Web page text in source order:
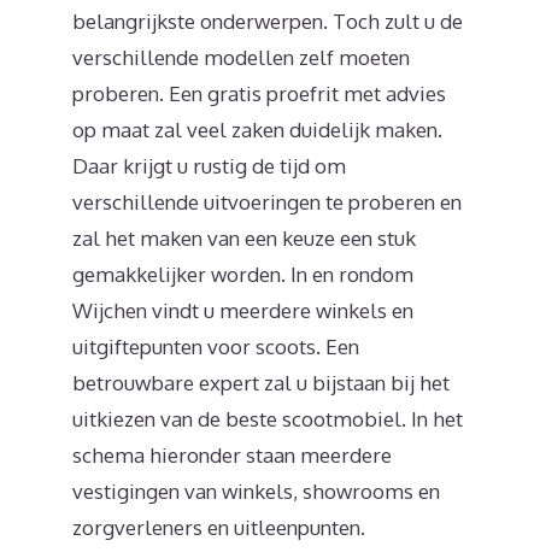
belangrijkste onderwerpen. Toch zult u de
verschillende modellen zelf moeten
proberen. Een gratis proefrit met advies
op maat zal veel zaken duidelijk maken.
Daar krijgt u rustig de tijd om
verschillende uitvoeringen te proberen en
zal het maken van een keuze een stuk
gemakkelijker worden. In en rondom
Wijchen vindt u meerdere winkels en
uitgiftepunten voor scoots. Een
betrouwbare expert zal u bijstaan bij het
uitkiezen van de beste scootmobiel. In het
schema hieronder staan meerdere
vestigingen van winkels, showrooms en
zorgverleners en uitleenpunten.